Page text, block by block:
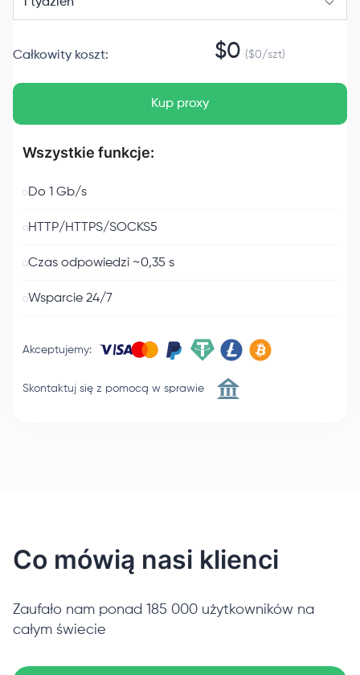
Całkowity koszt: $0 ($0/szt)
Kup proxy
Wszystkie funkcje:
Do 1 Gb/s
HTTP/HTTPS/SOCKS5
Czas odpowiedzi ~0,35 s
Wsparcie 24/7
Akceptujemy:
Skontaktuj się z pomocą w sprawie
Co mówią nasi klienci
Zaufało nam ponad 185 000 użytkowników na
całym świecie